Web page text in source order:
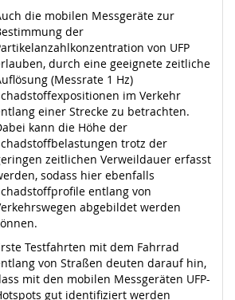
die mobilen Messgeräte zur
der
von UFP
durch eine geeignete zeitliche
(Messrate 1 Hz)
im Verkehr
einer Strecke zu betrachten.
kann die Höhe der
trotz der
zeitlichen Verweildauer erfasst
sodass hier ebenfalls
entlang von
abgebildet werden
Testfahrten mit dem Fahrrad
von Straßen deuten darauf hin,
mit den mobilen Messgeräten UFP-
gut identifiziert werden